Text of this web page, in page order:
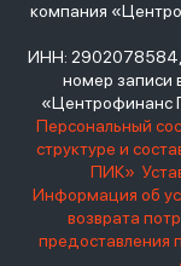
компания
ИНН: 2902078584,
номер записи
«Центрофинанс
Персональный
структуре и
ПИК»
Информация об
возврата
предоставления